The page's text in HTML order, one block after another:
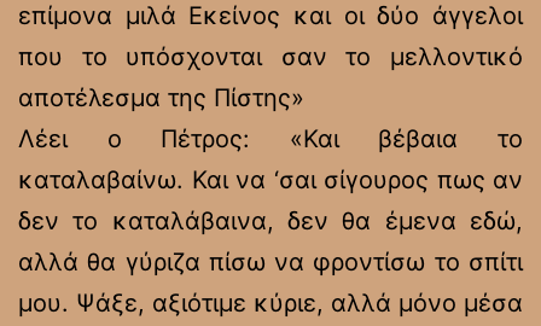
επίμονα μιλά Εκείνος και οι δύο άγγελοι
που το υπόσχονται σαν το μελλοντικό
αποτέλεσμα της Πίστης»
Λέει ο Πέτρος: «Και βέβαια το
καταλαβαίνω. Και να ‘σαι σίγουρος πως αν
δεν το καταλάβαινα, δεν θα έμενα εδώ,
αλλά θα γύριζα πίσω να φροντίσω το σπίτι
μου. Ψάξε, αξιότιμε κύριε, αλλά μόνο μέσα